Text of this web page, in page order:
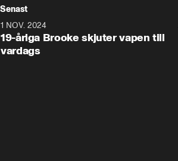
Senast
1 NOV. 2024
19-åriga Brooke skjuter vapen till
vardags